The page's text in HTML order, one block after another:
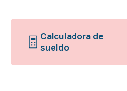
Calculadora de
sueldo